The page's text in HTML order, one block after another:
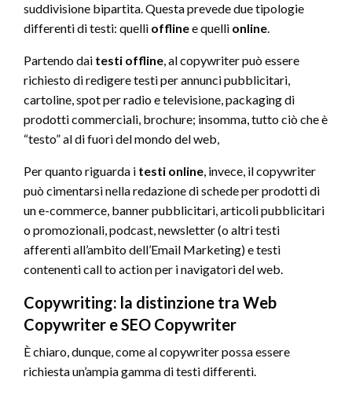
suddivisione bipartita. Questa prevede due tipologie
differenti di testi: quelli offlinee quelli online.
Partendo dai testi offline, al copywriter può essere
richiesto di redigere testi per annunci pubblicitari,
cartoline, spot per radio e televisione, packaging di
prodotti commerciali, brochure; insomma, tutto ciò che è
“testo” al di fuori del mondo del web,
Per quanto riguarda i testi online, invece, il copywriter
può cimentarsi nella redazione di schede per prodotti di
un e-commerce, banner pubblicitari, articoli pubblicitari
o promozionali, podcast, newsletter (o altri testi
afferenti all’ambito dell’Email Marketing) e testi
contenenti call to action per i navigatori del web.
Copywriting: la distinzione tra Web
Copywriter e SEO Copywriter
È chiaro, dunque, come al copywriter possa essere
richiesta un’ampia gamma di testi differenti.